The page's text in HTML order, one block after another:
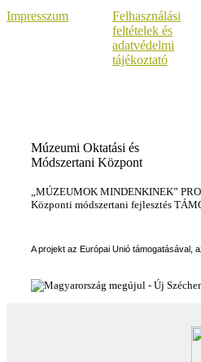
Impresszum
Felhasználási
feltételek és
adatvédelmi
tájékoztató
Múzeumi Oktatási és
Módszertani Központ
„MÚZEUMOK MINDENKINEK”
Központi módszertani fejlesztés
A projekt az Európai Unió támogatásával,